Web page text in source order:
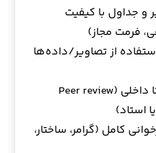
و جداول با کیفیت
فرمت مجاز)
از تصاویر/داده‌ها
انجام بازبینی همتا داخلی (Peer review
استاد)
کامل (گرامر، ساختار،